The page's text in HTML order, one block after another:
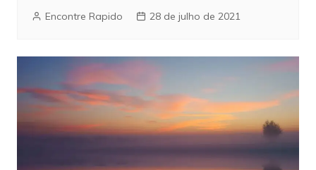
Encontre Rapido 28 de julho de 2021